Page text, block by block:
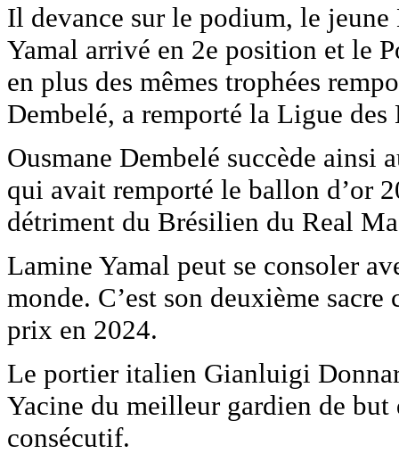
Il devance sur le podium, le
Yamal arrivé en 2e position et le
en plus des mêmes trophées
Dembelé, a remporté la Ligue des
Ousmane Dembelé succède
qui avait remporté le ballon d’or
détriment du Brésilien du Real
Lamine Yamal peut se consoler
monde. C’est son deuxième
prix en 2024.
Le portier italien Gianluigi
Yacine du meilleur gardien de but
consécutif.